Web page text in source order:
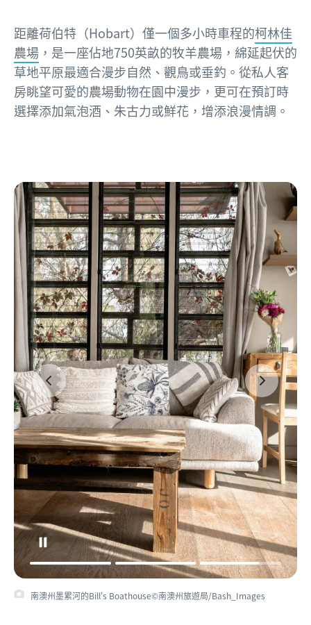
距離荷伯特（Hobart）僅一個多小時車程的柯林佳
農場 ，是一座佔地750英畝的牧羊農場，綿延起伏的
草地平原最適合漫步自然、觀鳥或垂釣。從私人客
房眺望可愛的農場動物在園中漫步，更可在預訂時
選擇添加氣泡酒、朱古力或鮮花，增添浪漫情調。
南澳州墨累河的Bill's Boathouse©南澳州旅遊局/Bash_Images